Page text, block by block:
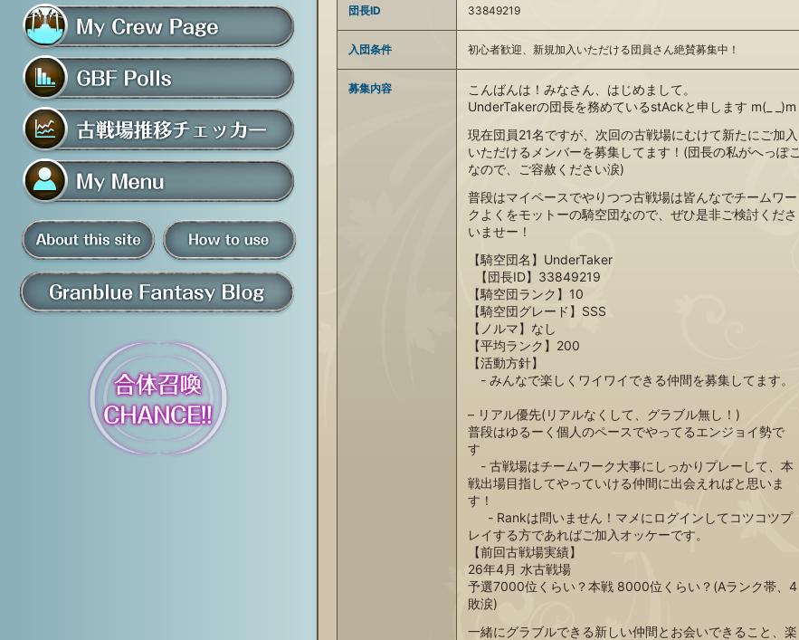
フレンド募集掲示板
マイ騎空団ページ
グラブルアンケート
古戦場推移チェッカー
マイメニュー
騎空団員募集掲示板 掲示板の使い方
団長ID 33849219
入団条件 初心者歓迎、新規加入いただける団員さん絶賛募集中！
募集内容
こんばんは！みなさん、はじめまして。
UnderTakerの団長を務めているstAckと申します m(_ _)m
現在団員21名ですが、次回の古戦場にむけて新たにご加入
いただけるメンバーを募集してます！(団長の私がへっぽこ
なので、ご容赦ください涙)
普段はマイペースでやりつつ古戦場は皆んなでチームワー
クよくをモットーの騎空団なので、ぜひ是非ご検討くださ
いませー！
【騎空団名】UnderTaker
【団長ID】33849219
【騎空団ランク】10
【騎空団グレード】SSS
【ノルマ】なし
【平均ランク】200
【活動方針】
- みんなで楽しくワイワイできる仲間を募集してます。
– リアル優先(リアルなくして、グラブル無し！)
普段はゆるーく個人のペースでやってるエンジョイ勢で
す
- 古戦場はチームワーク大事にしっかりプレーして、本
戦出場目指してやっていける仲間に出会えればと思いま
す！
- Rankは問いません！マメにログインしてコツコツプ
レイする方であればご加入オッケーです。
【前回古戦場実績】
26年4月 水古戦場
予選7000位くらい？本戦 8000位くらい？(Aランク帯、4
敗涙)
一緒にグラブルできる新しい仲間とお会いできること、楽